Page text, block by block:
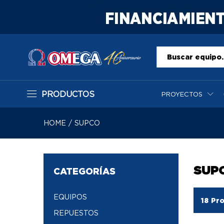
Todo
PRODUCTOS PROYECTOS
HOME / SUPCO
18
CATEGORÍAS
EQUIPOS
REPUESTOS